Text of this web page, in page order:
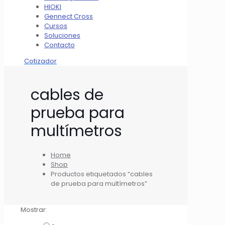
HIOKI
Gennect Cross
Cursos
Soluciones
Contacto
Cotizador
cables de
prueba para
multímetros
Home
Shop
Productos etiquetados “cables
de prueba para multímetros”
Mostrar: